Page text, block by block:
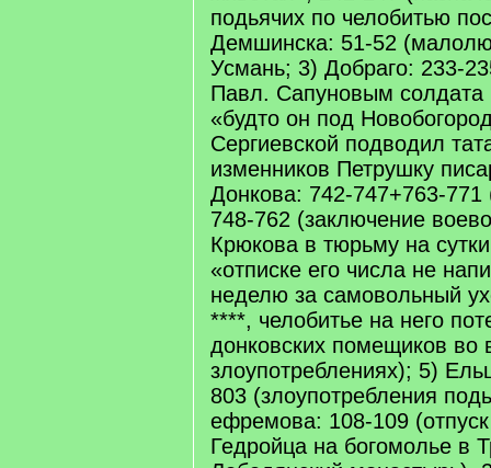
подьячих по челобитью
Демшинска: 51-52
Усмань; 3) Добраго: 233-
Павл. Сапуновым солдата
«будто он под
Сергиевской подводил
изменников Петрушку
Донкова: 742-747+763-771
748-762 (заключение
Крюкова в тюрьму на
«отписке его числа не
неделю за самовольный
****, челобитье на него
донковских помещиков во
злоупотреблениях); 5)
803 (злоупотребления
ефремова: 108-109
Гедройца на богомолье в